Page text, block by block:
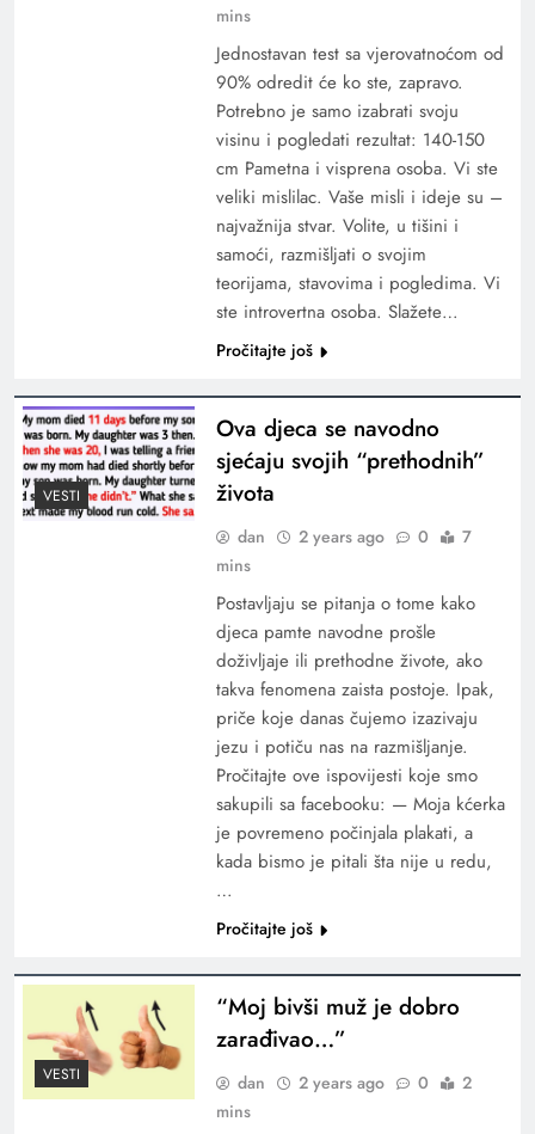
mins
Jednostavan test sa vjerovatnoćom od
90% odredit će ko ste, zapravo.
Potrebno je samo izabrati svoju
visinu i pogledati rezultat: 140-150
cm Pametna i visprena osoba. Vi ste
veliki mislilac. Vaše misli i ideje su –
najvažnija stvar. Volite, u tišini i
samoći, razmišljati o svojim
teorijama, stavovima i pogledima. Vi
ste introvertna osoba. Slažete…
Pročitajte još
VESTI
Ova djeca se navodno
sjećaju svojih “prethodnih”
života
dan 2 years ago 0
7
mins
Postavljaju se pitanja o tome kako
djeca pamte navodne prošle
doživljaje ili prethodne živote, ako
takva fenomena zaista postoje. Ipak,
priče koje danas čujemo izazivaju
jezu i potiču nas na razmišljanje.
Pročitajte ove ispovijesti koje smo
sakupili sa facebooku: — Moja kćerka
je povremeno počinjala plakati, a
kada bismo je pitali šta nije u redu,
…
Pročitajte još
VESTI
“Moj bivši muž je dobro
zarađivao…”
dan 2 years ago 0
2
mins